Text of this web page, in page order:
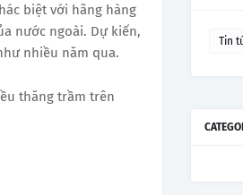
biệt với hãng hàng
nước ngoài. Dự kiến,
nhiều năm qua.
thăng trầm trên
Tin